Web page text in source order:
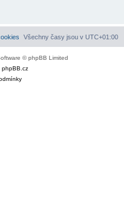
Všechny časy jsou v UTC+01:00
© phpBB Limited
phpBB.cz